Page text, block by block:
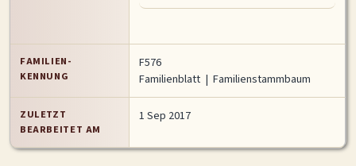
FAMILIEN-
KENNUNG
F576
Familienblatt | Familienstammbaum
ZULETZT
BEARBEITET AM
1 Sep 2017